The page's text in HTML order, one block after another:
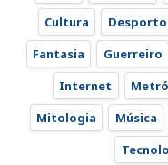
Cultura
Desporto
Fantasia
Guerreiro
Internet
Mitologia
Música